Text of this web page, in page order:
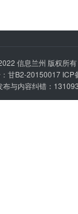
信息兰州 版权所
甘B2-20150017 ICP
布与内容纠错：